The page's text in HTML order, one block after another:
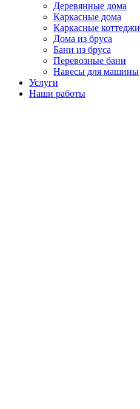
Деревянные дома
Каркасные дома
Каркасные коттеджи
Дома из бруса
Бани из бруса
Перевозные бани
Навесы для машины
Услуги
Наши работы